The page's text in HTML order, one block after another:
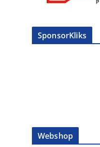
SponsorKliks
Webshop